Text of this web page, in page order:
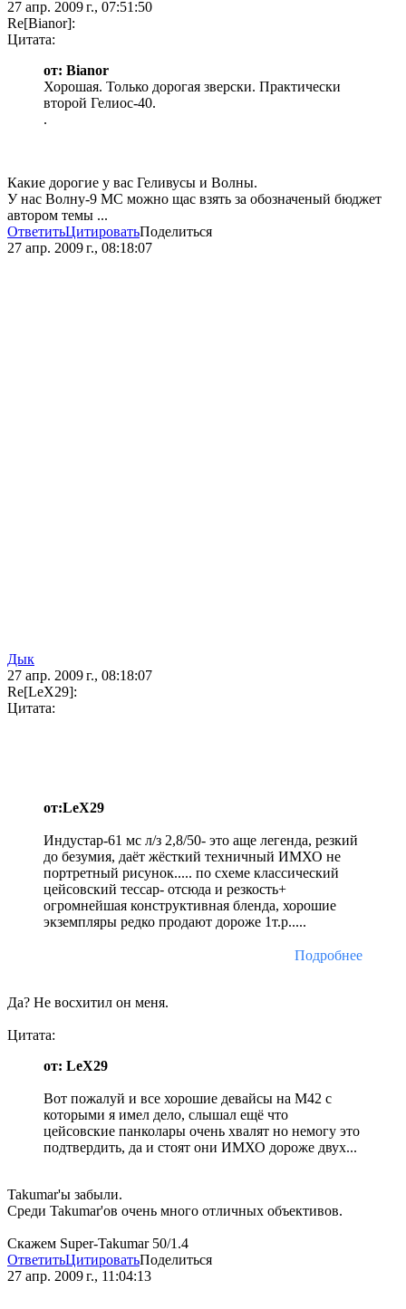
27 апр. 2009 г., 07:51:50
Re[Bianor]:
Цитата:
от: Bianor
Хорошая. Только дорогая зверски. Практически
второй Гелиос-40.
.
Какие дорогие у вас Геливусы и Волны.
У нас Волну-9 МС можно щас взять за обозначеный бюджет
автором темы ...
ОтветитьЦитироватьПоделиться
27 апр. 2009 г., 08:18:07
Дык
27 апр. 2009 г., 08:18:07
Re[LeX29]:
Цитата:
от:LeX29
Индустар-61 мс л/з 2,8/50- это аще легенда, резкий
до безумия, даёт жёсткий техничный ИМХО не
портретный рисунок..... по схеме классический
цейсовский тессар- отсюда и резкость+
огромнейшая конструктивная бленда, хорошие
экземпляры редко продают дороже 1т.р.....
Подробнее
Да? Не восхитил он меня.
Цитата:
от: LeX29
Вот пожалуй и все хорошие девайсы на М42 с
которыми я имел дело, слышал ещё что
цейсовские панколары очень хвалят но немогу это
подтвердить, да и стоят они ИМХО дороже двух...
Takumar'ы забыли.
Среди Takumar'ов очень много отличных объективов.
Скажем Super-Takumar 50/1.4
ОтветитьЦитироватьПоделиться
27 апр. 2009 г., 11:04:13